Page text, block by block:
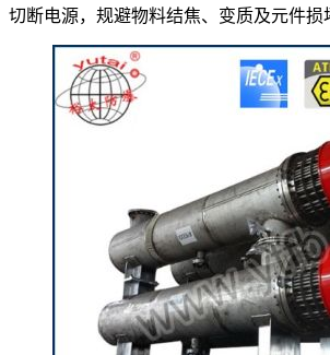
切断电源，规避物料结焦、变质及元件损